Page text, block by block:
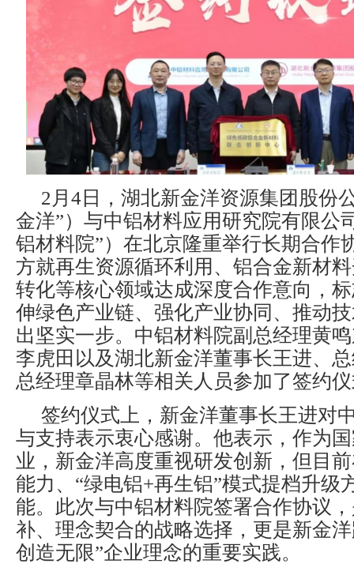
2月4日，湖北新金洋资源集团股份
金洋”）与中铝材料应用研究院有限公
铝材料院”）在北京隆重举行长期合作
方就再生资源循环利用、铝合金新材
转化等核心领域达成深度合作意向，
伸绿色产业链、强化产业协同、推动
出坚实一步。中铝材料院副总经理黄
李虎田以及湖北新金洋董事长王进、
总经理章晶林等相关人员参加了签约
签约仪式上，新金洋董事长王进对
与支持表示衷心感谢。他表示，作为
业，新金洋高度重视研发创新，但目
能力、“绿电铝+再生铝”模式提档升级
能。此次与中铝材料院签署合作协议
补、理念契合的战略选择，更是新金
创造无限”企业理念的重要实践。